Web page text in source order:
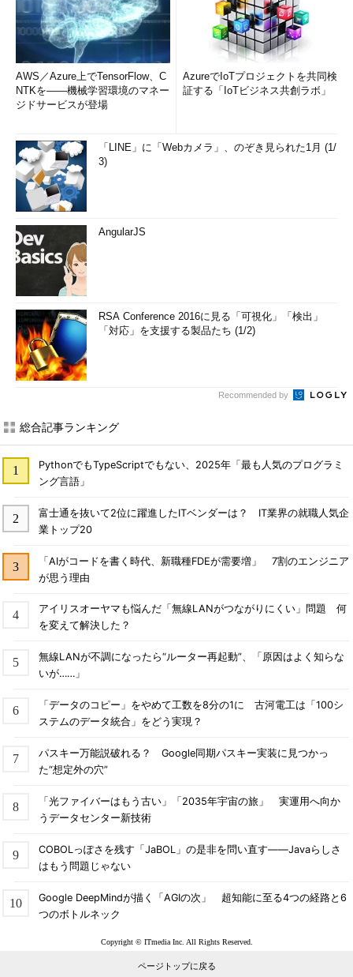
AWS／Azure上でTensorFlow、C
NTKを――機械学習環境のマネー
ジドサービスが登場
AzureでIoTプロジェクトを共同検
証する「IoTビジネス共創ラボ」
「LINE」に「Webカメラ」、のぞき見られた1月 (1/
3)
AngularJS
RSA Conference 2016に見る「可視化」「検出」
「対応」を支援する製品たち (1/2)
Recommended by
総合記事ランキング
PythonでもTypeScriptでもない、2025年「最も人気のプログラミ
ング言語」
富士通を抜いて2位に躍進したITベンダーは？ IT業界の就職人気企
業トップ20
「AIがコードを書く時代、新職種FDEが需要増」 7割のエンジニア
が思う理由
アイリスオーヤマも悩んだ「無線LANがつながりにくい」問題 何
を変えて解決した？
無線LANが不調になったら“ルーター再起動”、「原因はよく知らな
いが……」
「データのコピー」をやめて工数を8分の1に 古河電工は「100シ
ステムのデータ統合」をどう実現？
パスキー万能説破れる？ Google同期パスキー実装に見つかっ
た“想定外の穴”
「光ファイバーはもう古い」「2035年宇宙の旅」 実運用へ向か
うデータセンター新技術
COBOLっぽさを残す「JaBOL」の是非を問い直す――Javaらしさ
はもう問題じゃない
Google DeepMindが描く「AGIの次」 超知能に至る4つの経路と6
つのボトルネック
Copyright © ITmedia Inc. All Rights Reserved.
ページトップに戻る